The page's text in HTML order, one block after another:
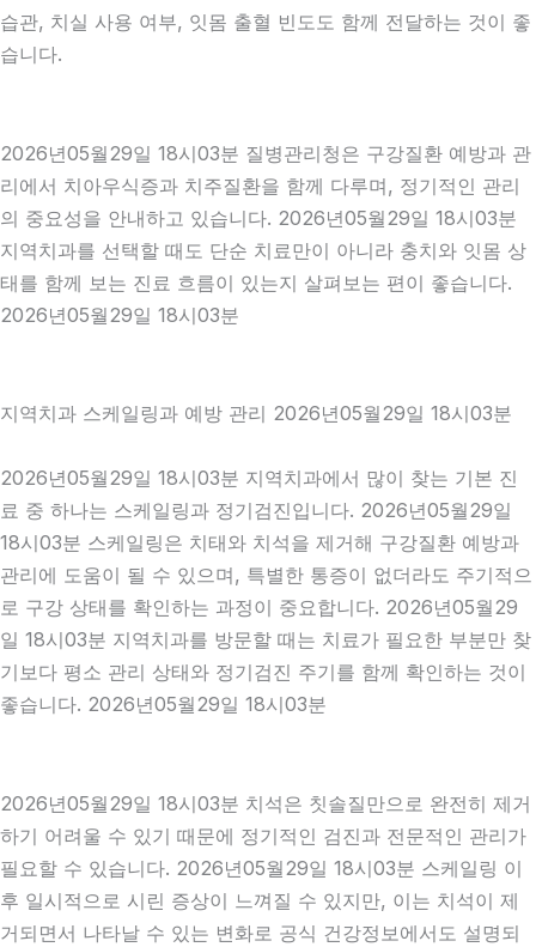
습관, 치실 사용 여부, 잇몸 출혈 빈도도 함께 전달하는 것이 좋
습니다.
2026년05월29일 18시03분 질병관리청은 구강질환 예방과 관
리에서 치아우식증과 치주질환을 함께 다루며, 정기적인 관리
의 중요성을 안내하고 있습니다. 2026년05월29일 18시03분
지역치과를 선택할 때도 단순 치료만이 아니라 충치와 잇몸 상
태를 함께 보는 진료 흐름이 있는지 살펴보는 편이 좋습니다.
2026년05월29일 18시03분
지역치과 스케일링과 예방 관리 2026년05월29일 18시03분
2026년05월29일 18시03분 지역치과에서 많이 찾는 기본 진
료 중 하나는 스케일링과 정기검진입니다. 2026년05월29일
18시03분 스케일링은 치태와 치석을 제거해 구강질환 예방과
관리에 도움이 될 수 있으며, 특별한 통증이 없더라도 주기적으
로 구강 상태를 확인하는 과정이 중요합니다. 2026년05월29
일 18시03분 지역치과를 방문할 때는 치료가 필요한 부분만 찾
기보다 평소 관리 상태와 정기검진 주기를 함께 확인하는 것이
좋습니다. 2026년05월29일 18시03분
2026년05월29일 18시03분 치석은 칫솔질만으로 완전히 제거
하기 어려울 수 있기 때문에 정기적인 검진과 전문적인 관리가
필요할 수 있습니다. 2026년05월29일 18시03분 스케일링 이
후 일시적으로 시린 증상이 느껴질 수 있지만, 이는 치석이 제
거되면서 나타날 수 있는 변화로 공식 건강정보에서도 설명되